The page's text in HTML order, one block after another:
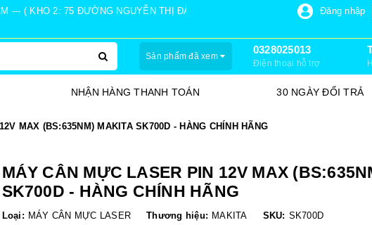
--- ( KHO 2: 75 ĐƯỜNG NGUYỄN THỊ ĐÀNH, ẤP 6, XUÂN THỚI SƠN, HÓC MÔN)
Đăng nhập
Sản phẩm đã xem
0328025013
Điện thoại hỗ trợ
NHẬN HÀNG THANH TOÁN 30 NGÀY ĐỔI TRẢ
MAX (BS:635NM) MAKITA SK700D - HÀNG CHÍNH HÃNG
MÁY CÂN MỰC LASER PIN 12V MAX
SK700D - HÀNG CHÍNH HÃNG
Loại: MÁY CÂN MỰC LASER Thương hiệu: MAKITA SKU: SK700D